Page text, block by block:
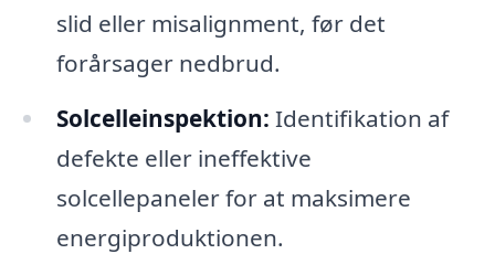
slid eller misalignment, før det
forårsager nedbrud.
Solcelleinspektion: Identifikation af
defekte eller ineffektive
solcellepaneler for at maksimere
energiproduktionen.